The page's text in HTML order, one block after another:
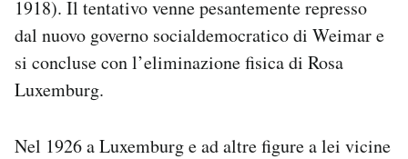
1918). Il tentativo venne pesantemente represso
dal nuovo governo socialdemocratico di Weimar e
si concluse con l’eliminazione fisica di Rosa
Luxemburg.
Nel 1926 a Luxemburg e ad altre figure a lei vicine